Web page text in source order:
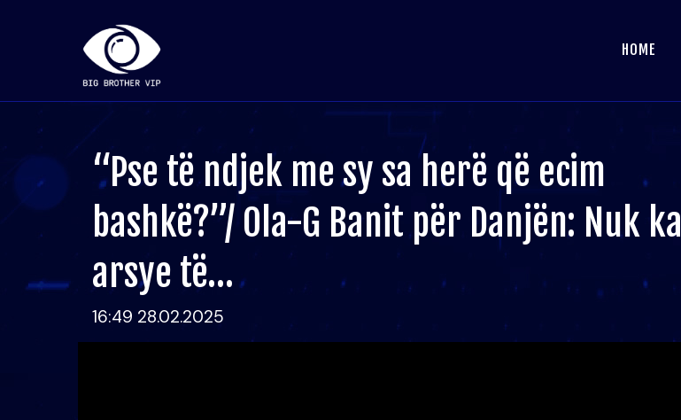
HOME
“Pse të ndjek me sy sa herë që ecim
bashkë?”/ Ola-G Banit për Danjën: Nuk ka
arsye të…
16:49 28.02.2025